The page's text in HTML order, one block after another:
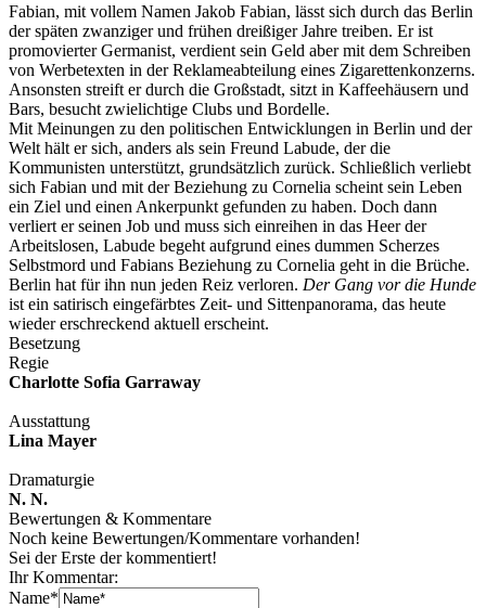
Fabian, mit vollem Namen Jakob Fabian, lässt sich durch das Berlin
der späten zwanziger und frühen dreißiger Jahre treiben. Er ist
promovierter Germanist, verdient sein Geld aber mit dem Schreiben
von Werbetexten in der Reklameabteilung eines Zigarettenkonzerns.
Ansonsten streift er durch die Großstadt, sitzt in Kaffeehäusern und
Bars, besucht zwielichtige Clubs und Bordelle.
Mit Meinungen zu den politischen Entwicklungen in Berlin und der
Welt hält er sich, anders als sein Freund Labude, der die
Kommunisten unterstützt, grundsätzlich zurück. Schließlich verliebt
sich Fabian und mit der Beziehung zu Cornelia scheint sein Leben
ein Ziel und einen Ankerpunkt gefunden zu haben. Doch dann
verliert er seinen Job und muss sich einreihen in das Heer der
Arbeitslosen, Labude begeht aufgrund eines dummen Scherzes
Selbstmord und Fabians Beziehung zu Cornelia geht in die Brüche.
Berlin hat für ihn nun jeden Reiz verloren. Der Gang vor die Hunde
ist ein satirisch eingefärbtes Zeit- und Sittenpanorama, das heute
wieder erschreckend aktuell erscheint.
Besetzung
Regie
Charlotte Sofia Garraway
Ausstattung
Lina Mayer
Dramaturgie
N. N.
Bewertungen & Kommentare
Noch keine Bewertungen/­Kommentare vorhanden!
Sei der Erste der kommentiert!
Ihr Kommentar:
Name*